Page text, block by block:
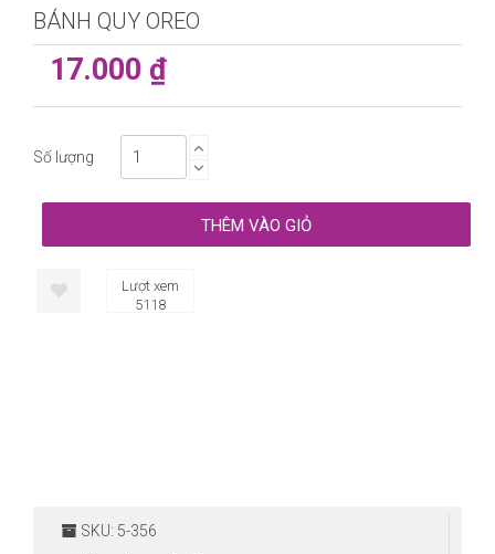
BÁNH QUY OREO
17.000 ₫
Số lượng
Lượt xem
5118
SKU: 5-356